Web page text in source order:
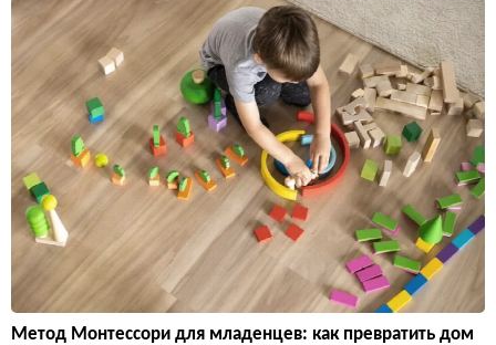
Метод Монтессори для младенцев: как превратить дом